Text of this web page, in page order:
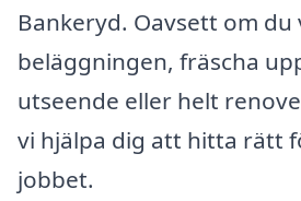
Bankeryd. Oavsett om du
beläggningen, fräscha
utseende eller helt
vi hjälpa dig att hitta rätt
jobbet.